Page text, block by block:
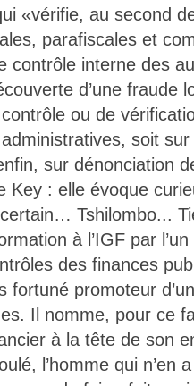
«vérifie, au second
parafiscales et
contrôle interne des
d’une fraude
ou de
soit
sur dénonciation
Key : elle évoque
Tshilombo...
à l’IGF par
des finances
fortuné promoteur
Il nomme, pour ce
à la tête de son
l’homme qui n’en